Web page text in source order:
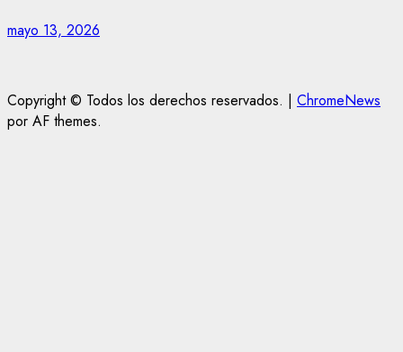
mayo 13, 2026
Copyright © Todos los derechos reservados. | ChromeNews
por AF themes.